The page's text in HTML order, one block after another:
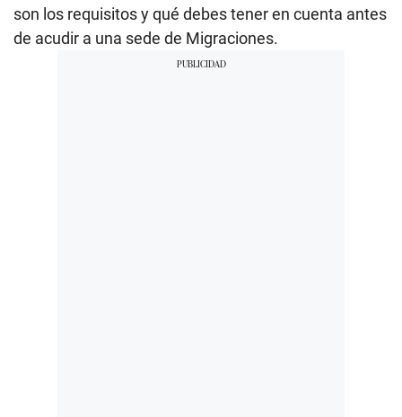
son los requisitos y qué debes tener en cuenta antes
de acudir a una sede de Migraciones.